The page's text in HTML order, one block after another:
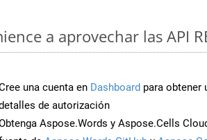
a aprovechar las API
una cuenta en Dashboard para obtener
de autorización
Aspose.Words y Aspose.Cells